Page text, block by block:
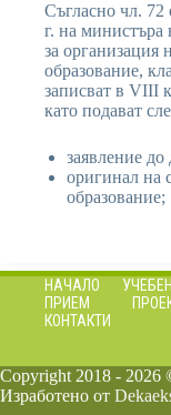
Съгласно чл.
г. на министъра
за организация
образование,
записват в VIII
като подават
заявление до
оригинал на
образование;
НАЧАЛО
ПРИЕМ
КОНТАКТИ
Copyright 2018 - 2026
Изработено от